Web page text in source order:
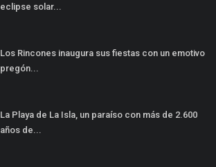
eclipse solar...
Los Rincones inaugura sus fiestas con un emotivo
pregón...
La Playa de La Isla, un paraíso con más de 2.600
años de...